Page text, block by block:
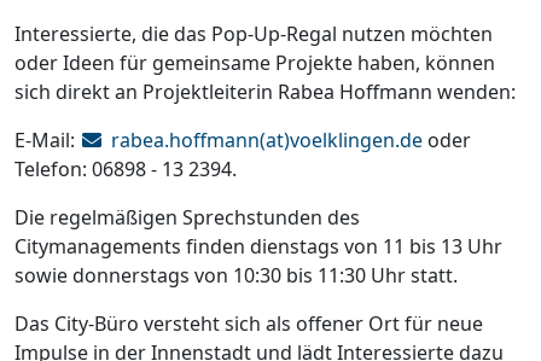
Interessierte, die das Pop-Up-Regal nutzen möchten
oder Ideen für gemeinsame Projekte haben, können
sich direkt an Projektleiterin Rabea Hoffmann wenden:
E-Mail:
rabea.hoffmann(at)voelklingen.deoder
Telefon: 06898 - 13 2394.
Die regelmäßigen Sprechstunden des
Citymanagements finden dienstags von 11 bis 13 Uhr
sowie donnerstags von 10:30 bis 11:30 Uhr statt.
Das City-Büro versteht sich als offener Ort für neue
Impulse in der Innenstadt und lädt Interessierte dazu